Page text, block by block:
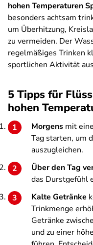
hohen Temperaturen
besonders achtsam
um Überhitzung,
zu vermeiden. Der
regelmäßiges Trinken
sportlichen Aktivität
5 Tipps für
hohen
Morgens mit
Tag starten, um
auszugleichen.
Über den Tag
das Durstgefühl
Kalte Getränke
Trinkmenge
Getränke
und zu einer